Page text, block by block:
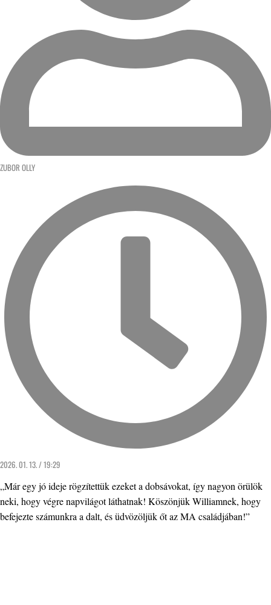
ZUBOR OLLY
2026. 01. 13. / 19:29
„Már egy jó ideje rögzítettük ezeket a dobsávokat, így nagyon örülök
neki, hogy végre napvilágot láthatnak! Köszönjük Williamnek, hogy
befejezte számunkra a dalt, és üdvözöljük őt az MA családjában!”